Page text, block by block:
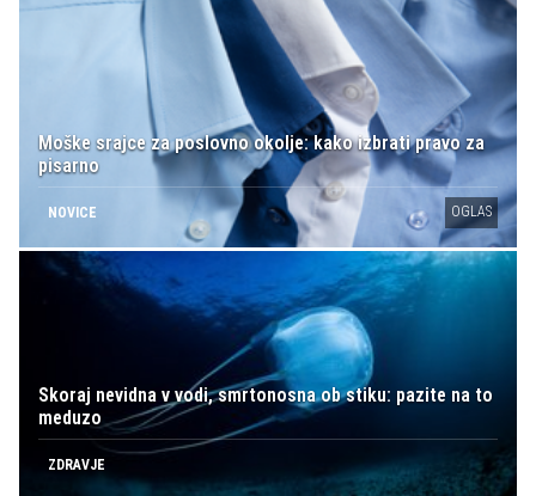
Moške srajce za poslovno okolje: kako izbrati pravo za
pisarno
NOVICE OGLAS
Skoraj nevidna v vodi, smrtonosna ob stiku: pazite na to
meduzo
ZDRAVJE